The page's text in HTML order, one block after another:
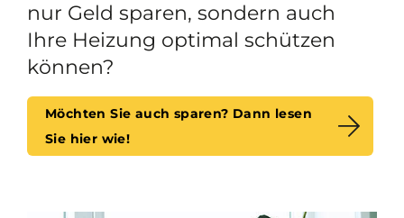
nur Geld sparen, sondern auch
Ihre Heizung optimal schützen
können?
Möchten Sie auch sparen? Dann lesen
Sie hier wie!